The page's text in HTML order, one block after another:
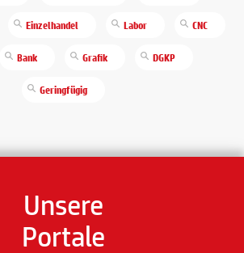
Einzelhandel Labor CNC
Bank Grafik DGKP
Geringfügig
Unsere
Portale